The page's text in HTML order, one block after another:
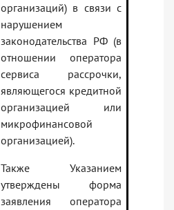
организаций) в связи с
нарушением
законодательства РФ (в
отношении оператора
сервиса рассрочки,
являющегося кредитной
организацией или
микрофинансовой
организацией).
Также Указанием
утверждены форма
заявления оператора